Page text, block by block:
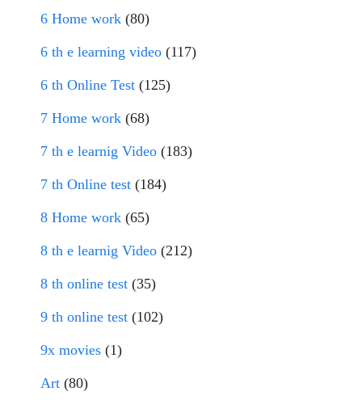
6 Home work (80)
6 th e learning video (117)
6 th Online Test (125)
7 Home work (68)
7 th e learnig Video (183)
7 th Online test (184)
8 Home work (65)
8 th e learnig Video (212)
8 th online test (35)
9 th online test (102)
9x movies (1)
Art (80)